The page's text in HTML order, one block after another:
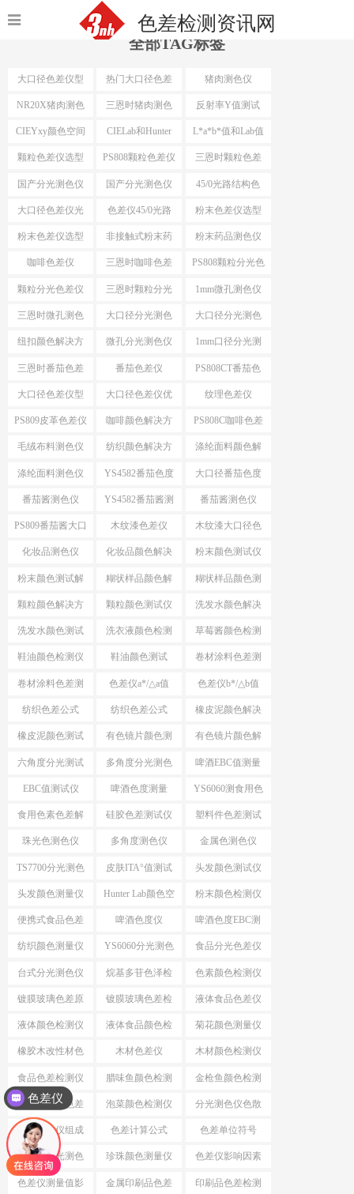
色差检测资讯网
全部TAG标签
大口径色差仪型
号
热门大口径色差
仪选型
猪肉测色仪
NR20X猪肉测色
仪
三恩时猪肉测色
仪
反射率Y值测试
CIEYxy颜色空间 CIELab和Hunter
Lab
L*a*b*值和Lab值
颗粒色差仪选型 PS808颗粒色差仪 三恩时颗粒色差
仪
国产分光测色仪 国产分光测色仪
最小口径
45/0光路结构色
差仪
大口径色差仪光
路结构
色差仪45/0光路
结构
粉末色差仪选型
粉末色差仪选型
依据
非接触式粉末药
品测色仪
粉末药品测色仪
咖啡色差仪 三恩时咖啡色差
仪
PS808颗粒分光色
差仪
颗粒分光色差仪 三恩时颗粒分光
色差仪
1mm微孔测色仪
三恩时微孔测色
仪
大口径分光测色
仪选型推荐
大口径分光测色
仪选型
纽扣颜色解决方
案
微孔分光测色仪 1mm口径分光测
色仪
三恩时番茄色差
仪
番茄色差仪 PS808CT番茄色
差仪
大口径色差仪型
号推荐
大口径色差仪优
势
纹理色差仪
PS809皮革色差仪 咖啡颜色解决方
案
PS808C咖啡色差
仪
毛绒布料测色仪 纺织颜色解决方
案
涤纶面料颜色解
决方案
涤纶面料测色仪 YS4582番茄色度
仪
大口径番茄色度
仪YS4582
番茄酱测色仪 YS4582番茄酱测
色仪
番茄酱测色仪
PS809
PS809番茄酱大口
径测色仪
木纹漆色差仪 木纹漆大口径色
差仪
化妆品测色仪 化妆品颜色解决
方案
粉末颜色测试仪
选择
粉末颜色测试解
决方案
糊状样品颜色解
决方案
糊状样品颜色测
量
颗粒颜色解决方
案
颗粒颜色测试仪 洗发水颜色解决
方案
洗发水颜色测试
仪
洗衣液颜色检测
仪
草莓酱颜色检测
仪
鞋油颜色检测仪 鞋油颜色测试 卷材涂料色差测
试
卷材涂料色差测
试仪
色差仪a*/△a值 色差仪b*/△b值
纺织色差公式
ΔE*CMC
纺织色差公式
△E*94
橡皮泥颜色解决
方案
橡皮泥颜色测试
仪
有色镜片颜色测
量
有色镜片颜色解
决方案
六角度分光测试 多角度分光测色
仪
啤酒EBC值测量
EBC值测试仪 啤酒色度测量 YS6060测食用色
素颜色
食用色素色差解
决方案
硅胶色差测试仪 塑料件色差测试
仪
珠光色测色仪 多角度测色仪 金属色测色仪
TS7700分光测色
测ITA°值
皮肤ITA°值测试
仪
头发颜色测试仪
头发颜色测量仪 Hunter Lab颜色空
间
粉末颜色检测仪
便携式食品色差
仪
啤酒色度仪 啤酒色度EBC测
量仪
纺织颜色测量仪 YS6060分光测色
仪
食品分光色差仪
台式分光测色仪
应用
烷基多苷色泽检
测仪
色素颜色检测仪
镀膜玻璃色差原
因分析
镀膜玻璃色差检
测设备
液体食品色差仪
液体颜色检测仪 液体食品颜色检
测仪
菊花颜色测量仪
橡胶木改性材色
差
木材色差仪 木材颜色检测仪
食品色差检测仪 腊味鱼颜色检测
仪
金枪鱼颜色检测
仪
小口径分光色差
仪
泡菜颜色检测仪 分光测色仪色散
系统
分光测色仪组成
结构
色差计算公式 色差单位符号
小口径分光测色
仪
珍珠颜色测量仪 色差仪影响因素
色差仪测量值影 金属印刷品色差 印刷品色差检测
色差仪